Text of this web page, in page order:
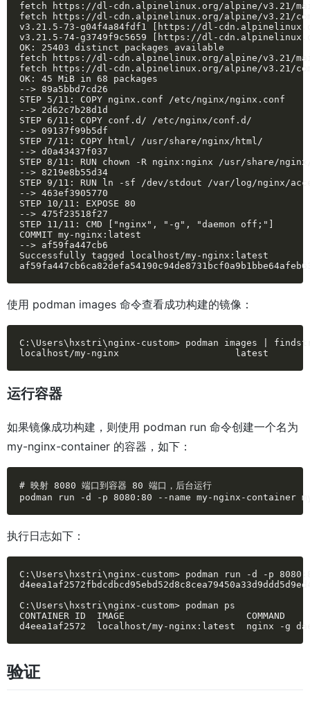
fetch https://dl-cdn.alpinelinux.org/alpine/v3.21/
fetch https://dl-cdn.alpinelinux.org/alpine/v3.21/
v3.21.5-73-g04f4a84fdf1 [https://dl-
v3.21.5-74-g3749f9c5659 [https://dl-
OK: 25403 distinct packages available
fetch https://dl-cdn.alpinelinux.org/alpine/v3.21/
fetch https://dl-cdn.alpinelinux.org/alpine/v3.21/
OK: 45 MiB in 68 packages
--> 89a5bbd7cd26
STEP 5/11: COPY nginx.conf /etc/nginx/nginx.conf
--> 2d62c7b28d1d
STEP 6/11: COPY conf.d/ /etc/nginx/conf.d/
--> 09137f99b5df
STEP 7/11: COPY html/ /usr/share/nginx/html/
--> d0a43437f037
STEP 8/11: RUN chown -R nginx:nginx /usr/share/
--> 8219e8b55d34
STEP 9/11: RUN ln -sf /dev/stdout /var/log/nginx/
--> 463ef3905770
STEP 10/11: EXPOSE 80
--> 475f23518f27
STEP 11/11: CMD ["nginx", "-g", "daemon off;"]
COMMIT my-nginx:latest
--> af59fa447cb6
Successfully tagged localhost/my-nginx:latest
使用 podman images 命令查看成功构建的镜像：
C:\Users\hxstri\nginx-custom> podman images |
localhost/my-nginx                     latest
运行容器
如果镜像成功构建，则使用 podman run 命令创建一个名为
my-nginx-container 的容器，如下：
# 映射 8080 端口到容器 80 端口，后台运行
podman run -d -p 8080:80 --name my-nginx-container
执行日志如下：
C:\Users\hxstri\nginx-custom> podman run -d -p
C:\Users\hxstri\nginx-custom>
CONTAINER ID  IMAGE                      COMMAND
d4eea1af2572  localhost/my-nginx:latest  nginx -g
验证